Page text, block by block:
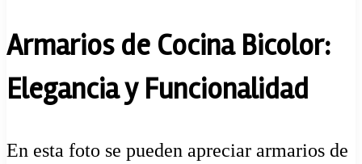
Armarios de Cocina Bicolor:
Elegancia y Funcionalidad
En esta foto se pueden apreciar armarios de